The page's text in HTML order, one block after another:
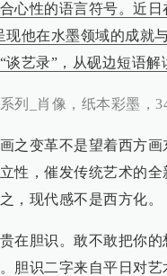
心性的语言符号。近
现他在水墨领域的成就
谈艺录”，从砚边短语解
列_肖像，纸本彩墨，
之变革不是望着西方
性，催发传统艺术的
，现代感不是西方化。
在胆识。敢不敢把你
胆识二字来自平日对艺